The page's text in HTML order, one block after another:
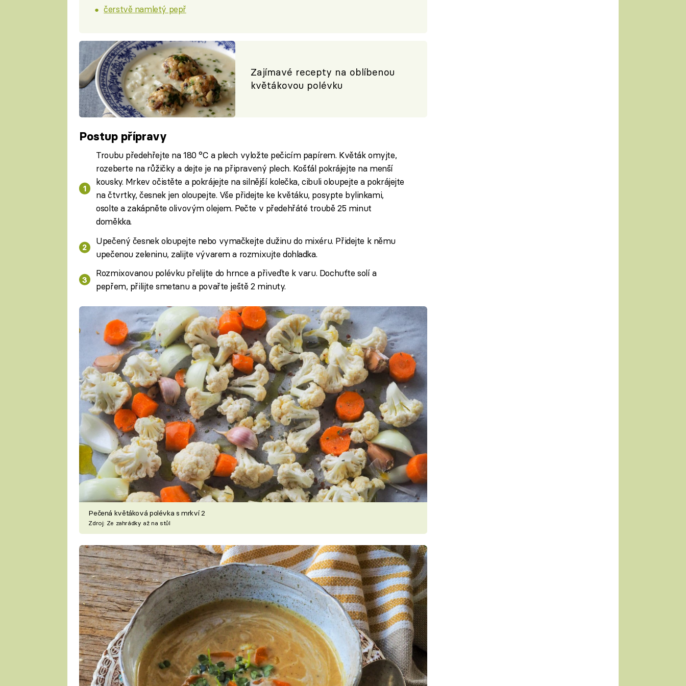
čerstvě namletý pepř
Zajímavé recepty na oblíbenou
květákovou polévku
Postup přípravy
Troubu předehřejte na 180 °C a plech vyložte pečicím papírem. Květák omyjte,
rozeberte na růžičky a dejte je na připravený plech. Košťál pokrájejte na menší
kousky. Mrkev očistěte a pokrájejte na silnější kolečka, cibuli oloupejte a pokrájejte
na čtvrtky, česnek jen oloupejte. Vše přidejte ke květáku, posypte bylinkami,
osolte a zakápněte olivovým olejem. Pečte v předehřáté troubě 25 minut
doměkka.
Upečený česnek oloupejte nebo vymačkejte dužinu do mixéru. Přidejte k němu
upečenou zeleninu, zalijte vývarem a rozmixujte dohladka.
Rozmixovanou polévku přelijte do hrnce a přiveďte k varu. Dochuťte solí a
pepřem, přilijte smetanu a povařte ještě 2 minuty.
Pečená květáková polévka s mrkví 2
Zdroj: Ze zahrádky až na stůl